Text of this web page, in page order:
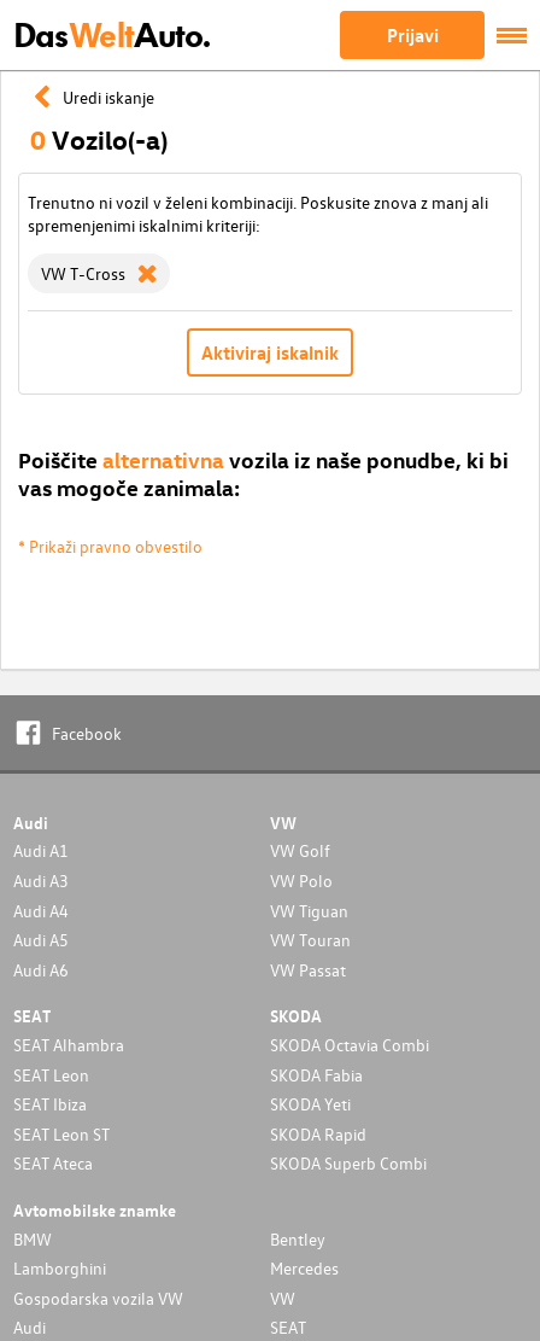
DasWeltAuto. Prijavi
Uredi iskanje
0Vozilo(-a)
Trenutno ni vozil v želeni kombinaciji. Poskusite znova z manj ali
spremenjenimi iskalnimi kriteriji:
VW T-Cross
Aktiviraj iskalnik
Poiščite alternativnavozila iz naše ponudbe, ki bi
vas mogoče zanimala:
* Prikaži pravno obvestilo
Facebook
Audi
Audi A1
Audi A3
Audi A4
Audi A5
Audi A6
VW
VW Golf
VW Polo
VW Tiguan
VW Touran
VW Passat
SEAT
SEAT Alhambra
SEAT Leon
SEAT Ibiza
SEAT Leon ST
SEAT Ateca
SKODA
SKODA Octavia Combi
SKODA Fabia
SKODA Yeti
SKODA Rapid
SKODA Superb Combi
Avtomobilske znamke
BMW
Bentley
Lamborghini
Mercedes
Gospodarska vozila VW
VW
Audi
SEAT